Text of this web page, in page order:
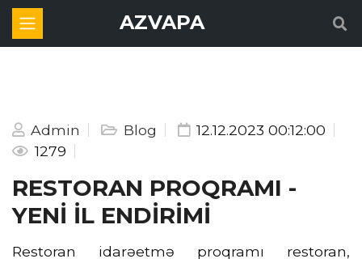
AZVAPA
Admin Blog
12.12.2023 00:12:00
1279
RESTORAN PROQRAMI -
YENİ İL ENDİRİMİ
Restoran idarəetmə proqramı restoran,